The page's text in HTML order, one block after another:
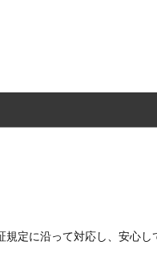
定に沿って対応し、安心